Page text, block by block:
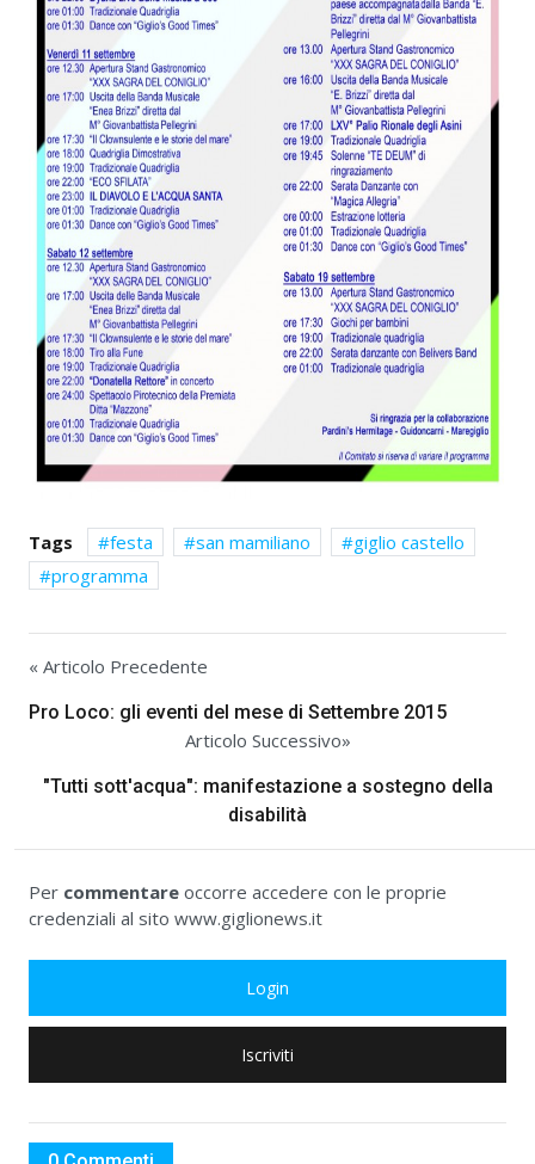
Tags festa san mamiliano
giglio castello
programma
« Articolo Precedente
Pro Loco: gli eventi del mese di Settembre 2015
Articolo Successivo»
"Tutti sott'acqua": manifestazione a sostegno della
disabilità
Per commentare occorre accedere con le proprie
credenziali al sito www.giglionews.it
Login
Iscriviti